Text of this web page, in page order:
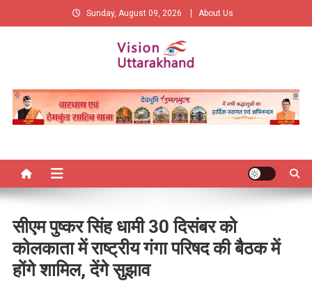
to
Sunday, August 09, 2026 About Us
Vision Uttarakhand
सीएम पुष्कर सिंह धामी 30 दिसंबर को
कोलकाता में राष्ट्रीय गंगा परिषद की बैठक में
होंगे शामिल, देंगे सुझाव